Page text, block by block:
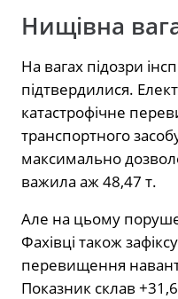
Нищівна
На вагах підозри
підтвердилися.
катастрофічне
транспортного
максимально
важила аж 48,47 т.
Але на цьому
Фахівці також
перевищення
Показник склав